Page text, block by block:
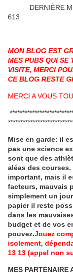
DERNIÈRE
613
MON BLOG EST
MES PUBS QUI SE
VISITE, MERCI
CE BLOG RESTE
MERCI A VOUS
Mise en garde: il
pas une science
sont que des
aléas des courses.
important, mais il
facteurs, mauvais
simplement un
papier il reste
dans les
budget et de vos
pouvez.Jouez
isolement,
13 13 (appel non
MES PARTENAIRE